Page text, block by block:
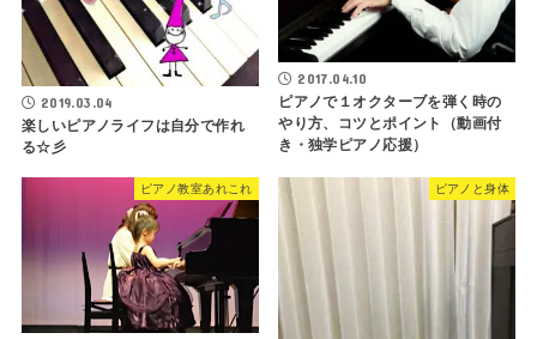
2019.03.04
楽しいピアノライフは自分で作れ
る☆彡
2017.04.10
ピアノで１オクターブを弾く時の
やり方、コツとポイント（動画付
き・独学ピアノ応援）
ピアノ教室あれこれ ピアノと身体